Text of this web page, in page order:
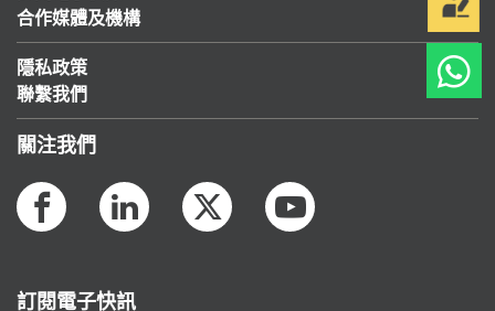
合作媒體及機構
隱私政策
聯繫我們
關注我們
訂閱電子快訊